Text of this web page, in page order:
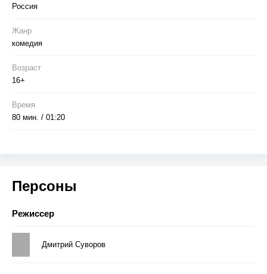
Россия
Жанр
комедия
Возраст
16+
Время
80 мин. / 01:20
Персоны
Режиссер
Дмитрий Суворов